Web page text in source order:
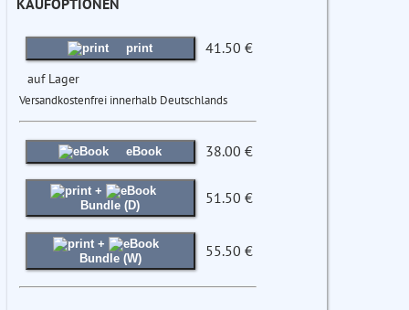
KAUFOPTIONEN
print 41.50 €
auf Lager
Versandkostenfrei innerhalb Deutschlands
eBook 38.00 €
+
Bundle (D)
51.50 €
+
Bundle (W)
55.50 €